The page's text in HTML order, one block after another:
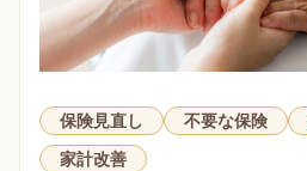
保険見直し 不要な保険
家計改善